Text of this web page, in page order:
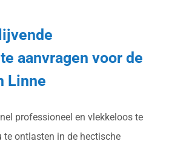
aanvragen voor de
Linne
professioneel en vlekkeloos te
te ontlasten in de hectische